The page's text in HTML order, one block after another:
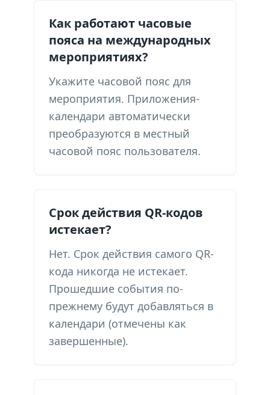
Как работают часовые
пояса на международных
мероприятиях?
Укажите часовой пояс для
мероприятия. Приложения-
календари автоматически
преобразуются в местный
часовой пояс пользователя.
Срок действия QR-кодов
истекает?
Нет. Срок действия самого QR-
кода никогда не истекает.
Прошедшие события по-
прежнему будут добавляться в
календари (отмечены как
завершенные).